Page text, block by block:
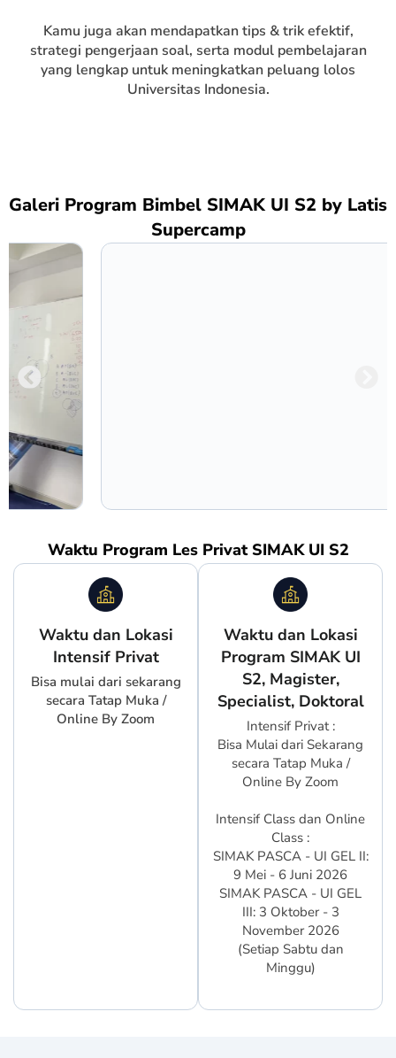
Kamu juga akan mendapatkan tips & trik efektif,
strategi pengerjaan soal, serta modul pembelajaran
yang lengkap untuk meningkatkan peluang lolos
Universitas Indonesia.
Galeri Program Bimbel SIMAK UI S2 by Latis
Supercamp
Waktu Program Les Privat SIMAK UI S2
Waktu dan Lokasi
Intensif Privat
Bisa mulai dari sekarang
secara Tatap Muka /
Online By Zoom
Waktu dan Lokasi
Program SIMAK UI
S2, Magister,
Specialist, Doktoral
Intensif Privat :
Bisa Mulai dari Sekarang
secara Tatap Muka /
Online By Zoom
Intensif Class dan Online
Class :
SIMAK PASCA - UI GEL II:
9 Mei - 6 Juni 2026
SIMAK PASCA - UI GEL
III: 3 Oktober - 3
November 2026
(Setiap Sabtu dan
Minggu)